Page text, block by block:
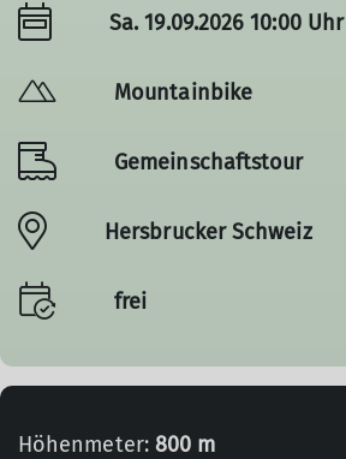
Sa. 19.09.2026 10:00 Uhr
Mountainbike
Gemeinschaftstour
Hersbrucker Schweiz
frei
Höhenmeter: 800 m